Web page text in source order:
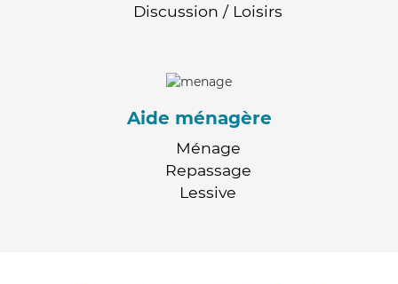
Discussion / Loisirs
Aide ménagère
Ménage
Repassage
Lessive